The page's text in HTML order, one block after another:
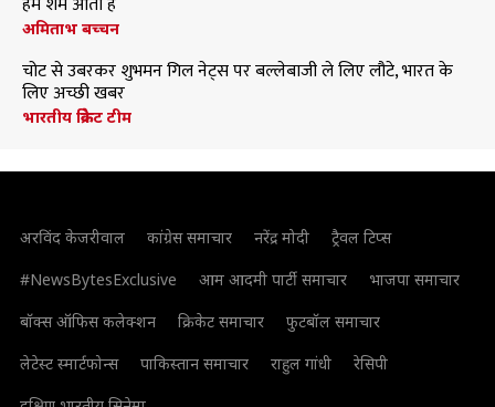
अमिताभ बच्चन
चोट से उबरकर शुभमन गिल नेट्स पर बल्लेबाजी ले लिए लौटे, भारत के
लिए अच्छी खबर
भारतीय क्रिकेट टीम
अरविंद केजरीवाल कांग्रेस समाचार नरेंद्र मोदी
ट्रैवल टिप्स
#NewsBytesExclusive
आम आदमी पार्टी समाचार
भाजपा समाचार
बॉक्स ऑफिस कलेक्शन
क्रिकेट समाचार
फुटबॉल समाचार
लेटेस्ट स्मार्टफोन्स
पाकिस्तान समाचार राहुल गांधी
रेसिपी